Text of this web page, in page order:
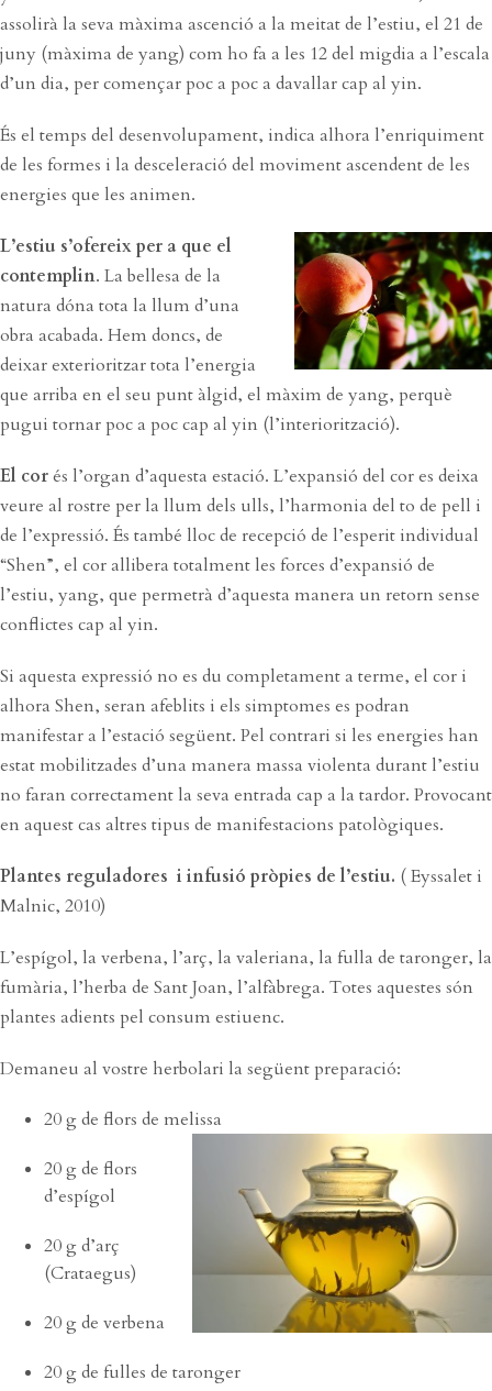
assolirà la seva màxima ascenció a la meitat de l’estiu, el 21 de
juny (màxima de yang) com ho fa a les 12 del migdia a l’escala
d’un dia, per començar poc a poc a davallar cap al yin.
És el temps del desenvolupament, indica alhora l’enriquiment
de les formes i la desceleració del moviment ascendent de les
energies que les animen.
L’estiu s’ofereix per a que el
contemplin. La bellesa de la
natura dóna tota la llum d’una
obra acabada. Hem doncs, de
deixar exterioritzar tota l’energia
que arriba en el seu punt àlgid, el màxim de yang, perquè
pugui tornar poc a poc cap al yin (l’interiorització).
El corés l’organ d’aquesta estació. L’expansió del cor es deixa
veure al rostre per la llum dels ulls, l’harmonia del to de pell i
de l’expressió. És també lloc de recepció de l’esperit individual
“Shen”, el cor allibera totalment les forces d’expansió de
l’estiu, yang, que permetrà d’aquesta manera un retorn sense
conflictes cap al yin.
Si aquesta expressió no es du completament a terme, el cor i
alhora Shen, seran afeblits i els simptomes es podran
manifestar a l’estació següent. Pel contrari si les energies han
estat mobilitzades d’una manera massa violenta durant l’estiu
no faran correctament la seva entrada cap a la tardor. Provocant
en aquest cas altres tipus de manifestacions patològiques.
Plantes reguladores i infusió pròpies de l’estiu. ( Eyssalet i
Malnic, 2010)
L’espígol, la verbena, l’arç, la valeriana, la fulla de taronger, la
fumària, l’herba de Sant Joan, l’alfàbrega. Totes aquestes són
plantes adients pel consum estiuenc.
Demaneu al vostre herbolari la següent preparació:
20 g de flors de melissa
20 g de flors
d’espígol
20 g d’arç
(Crataegus)
20 g de verbena
20 g de fulles de taronger